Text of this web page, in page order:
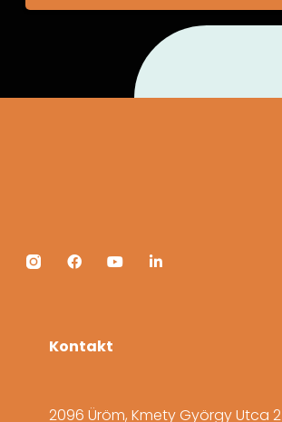
Kontakt
2096 Üröm, Kmety György Utca 2